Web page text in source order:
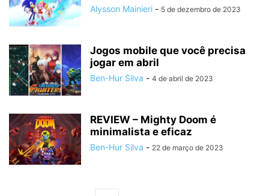
Alysson Mainieri - 5 de dezembro de 2023
Jogos mobile que você precisa
jogar em abril
Ben-Hur Silva - 4 de abril de 2023
REVIEW – Mighty Doom é
minimalista e eficaz
Ben-Hur Silva - 22 de março de 2023